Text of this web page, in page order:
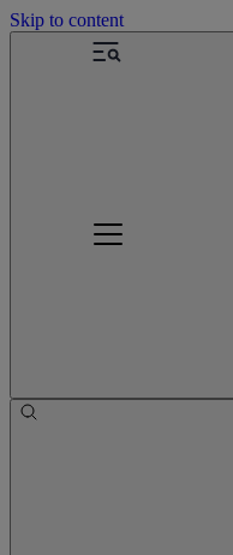
Skip to content